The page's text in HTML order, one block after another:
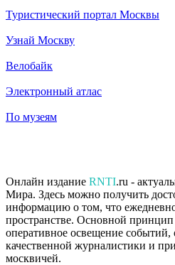
Туристический портал Москвы
Узнай Москву
Велобайк
Электронный атлас
По музеям
Онлайн издание RNTI.ru -
Мира. Здесь можно получить
информацию о том, что
пространстве. Основной принцип
оперативное освещение событий,
качественной журналистики и
москвичей.